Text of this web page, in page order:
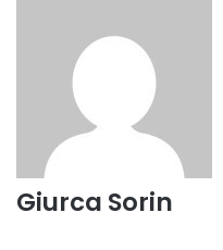
Giurca Sorin